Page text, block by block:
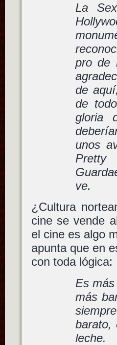
La
pro de
de
de
gloria
unos
ve.
¿Cultura
cine se vende
el cine es algo
apunta que en
con toda lógica:
Es
más
barato,
leche.